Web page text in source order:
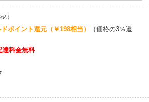
込）
ポイント還元 （￥198相当）
（価格の3％還
達料金無料